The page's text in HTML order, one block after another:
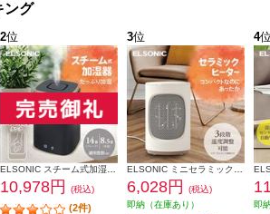
ング
2位
10,978円 (税込)
(2件)
3位
6,028円
(税込)
即納（在庫あり）
4
即